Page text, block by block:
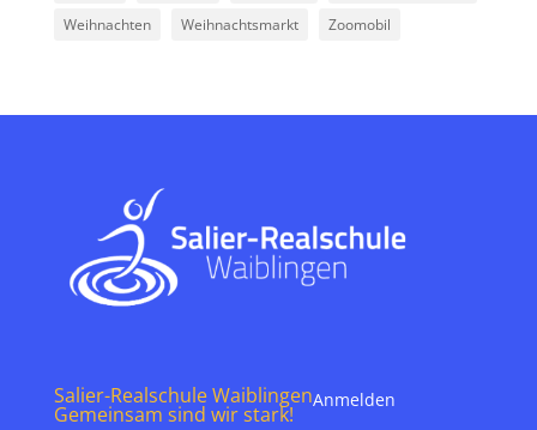
Weihnachten
Weihnachtsmarkt Zoomobil
Salier-Realschule Waiblingen
Gemeinsam sind wir stark!
Anmelden